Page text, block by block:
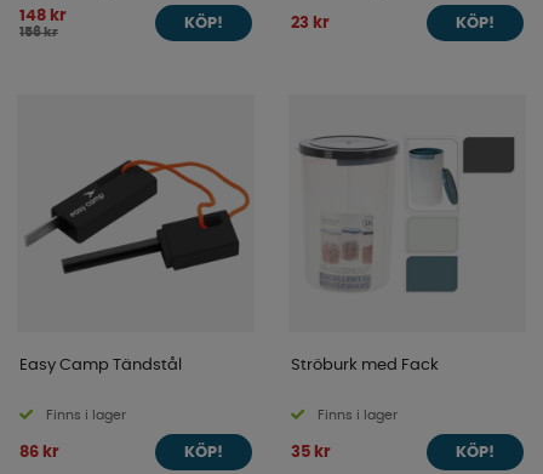
148 kr
156 kr
KÖP! 23 kr KÖP!
Easy Camp Tändstål
Finns i lager
86 kr KÖP!
Ströburk med Fack
Finns i lager
35 kr KÖP!